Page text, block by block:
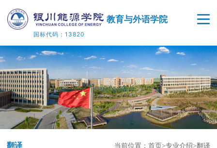
教育与外语学院
国标代码：13820
学院概况
专业介绍
师资队伍
翻译 当前位置： 首页 专业介绍 翻译